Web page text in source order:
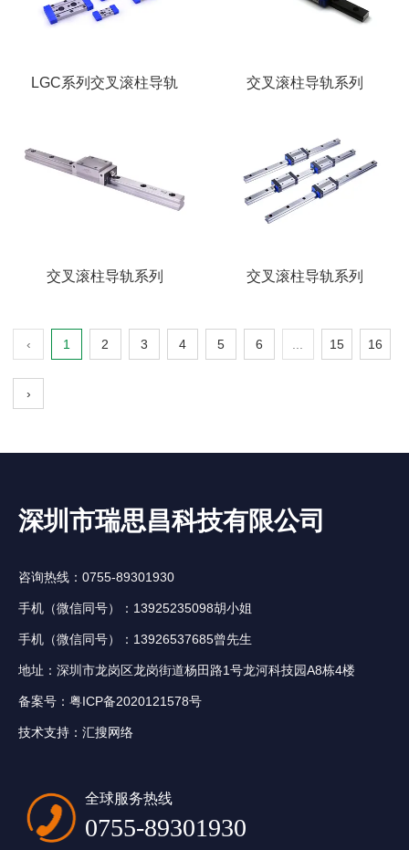
LGC系列交叉滚柱导轨 交叉滚柱导轨系列
交叉滚柱导轨系列 交叉滚柱导轨系列
‹ 1 2 3 4 5 6 15 16
›
深圳市瑞思昌科技有限公司
咨询热线：0755-89301930
手机（微信同号）：13925235098胡小姐
手机（微信同号）：13926537685曾先生
地址：深圳市龙岗区龙岗街道杨田路1号龙河科技园A8栋4楼
备案号： 粤ICP备2020121578号
技术支持： 汇搜网络
全球服务热线
0755-89301930